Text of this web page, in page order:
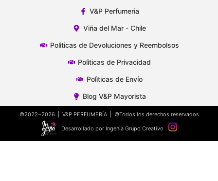
V&P Perfumeria
Viña del Mar - Chile
Polìticas de Devoluciones y Reembolsos
Polìticas de Privacidad
Polìticas de Envío
Blog V&P Mayorista
©2022~2026 | V&P PERFUMERÍA | ©Todos los derechos reservados
Desarrollado por Ingenia Grupo Creativo